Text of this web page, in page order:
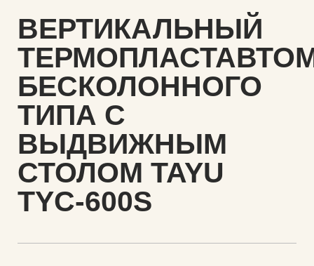
ВЕРТИКАЛЬНЫЙ
БЕСКОЛОННОГО
ТИПА С
ВЫДВИЖНЫМ
СТОЛОМ TAYU
TYC-600S